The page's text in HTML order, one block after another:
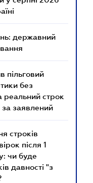
державний
пільговий
без
реальний строк
заявлений
строків
після 1
чи буде
давності "з